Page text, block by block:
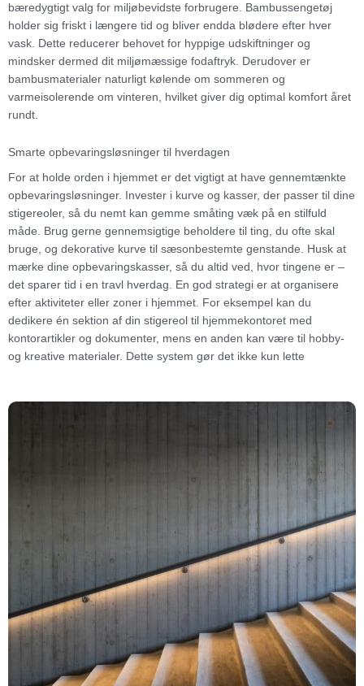
bæredygtigt valg for miljøbevidste forbrugere. Bambussengetøj
holder sig friskt i længere tid og bliver endda blødere efter hver
vask. Dette reducerer behovet for hyppige udskiftninger og
mindsker dermed dit miljømæssige fodaftryk. Derudover er
bambusmaterialer naturligt kølende om sommeren og
varmeisolerende om vinteren, hvilket giver dig optimal komfort året
rundt.
Smarte opbevaringsløsninger til hverdagen
For at holde orden i hjemmet er det vigtigt at have gennemtænkte
opbevaringsløsninger. Invester i kurve og kasser, der passer til dine
stigereoler, så du nemt kan gemme småting væk på en stilfuld
måde. Brug gerne gennemsigtige beholdere til ting, du ofte skal
bruge, og dekorative kurve til sæsonbestemte genstande. Husk at
mærke dine opbevaringskasser, så du altid ved, hvor tingene er –
det sparer tid i en travl hverdag. En god strategi er at organisere
efter aktiviteter eller zoner i hjemmet. For eksempel kan du
dedikere én sektion af din stigereol til hjemmekontoret med
kontorartikler og dokumenter, mens en anden kan være til hobby-
og kreative materialer. Dette system gør det ikke kun lette